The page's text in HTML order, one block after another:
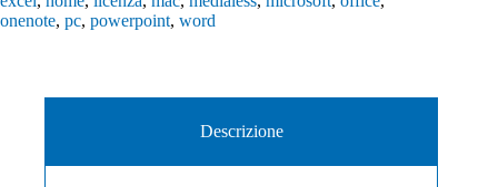
quantità
onenote, pc, powerpoint, word
Descrizione